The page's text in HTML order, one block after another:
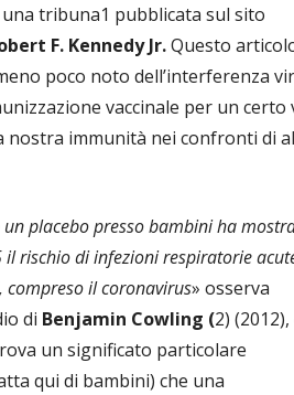
tribuna1 pubblicata sul sito
F. Kennedy Jr.Questo
poco noto dell’interferenza
vaccinale per un certo
nostra immunità nei confronti di
placebo presso bambini ha
rischio di infezioni respiratorie
il coronavirus» osserva
di Benjamin Cowling (2) (2012),
un significato particolare
qui di bambini) che una